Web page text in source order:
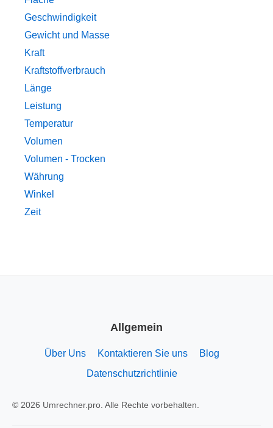
Geschwindigkeit
Gewicht und Masse
Kraft
Kraftstoffverbrauch
Länge
Leistung
Temperatur
Volumen
Volumen - Trocken
Währung
Winkel
Zeit
Allgemein
Über Uns Kontaktieren Sie uns
Blog
Datenschutzrichtlinie
© 2026 Umrechner.pro. Alle Rechte vorbehalten.